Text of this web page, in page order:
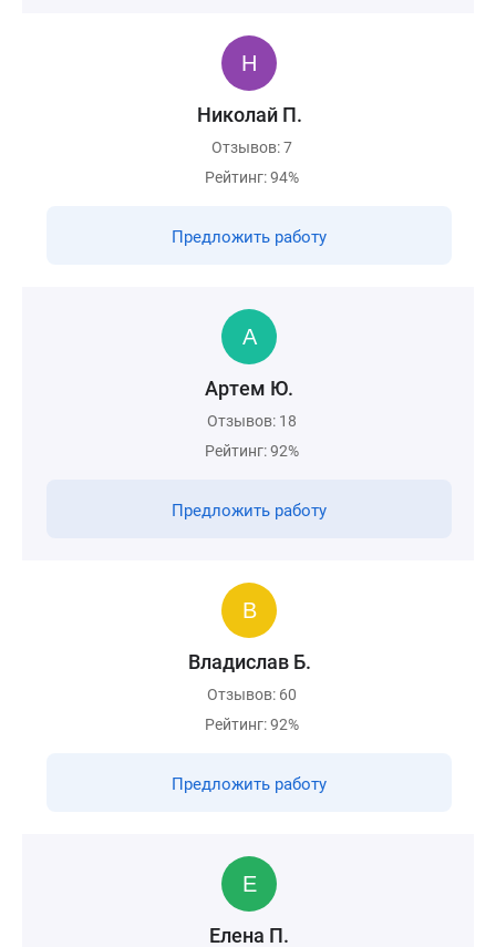
Николай П.
Отзывов: 7
Рейтинг: 94%
Предложить работу
Артем Ю.
Отзывов: 18
Рейтинг: 92%
Предложить работу
Владислав Б.
Отзывов: 60
Рейтинг: 92%
Предложить работу
Елена П.